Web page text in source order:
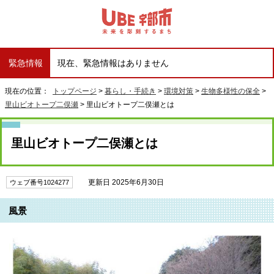
緊急情報 現在、緊急情報はありません
現在の位置： トップページ > 暮らし・手続き > 環境対策 > 生物多様性の保全 >
里山ビオトープ二俣瀬 > 里山ビオトープ二俣瀬とは
里山ビオトープ二俣瀬とは
ウェブ番号1024277 更新日 2025年6月30日
風景